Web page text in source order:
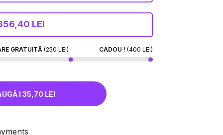
LEI
GRATUITĂ (250 LEI) CADOU ! (400 LEI)
ADAUGĂ I 35,70 LEI